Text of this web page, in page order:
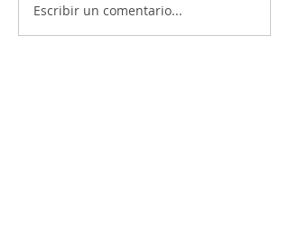
Escribir un comentario...